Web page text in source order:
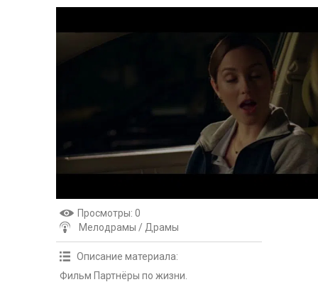
Просмотры: 0
Мелодрамы / Драмы
Описание материала:
Фильм Партнёры по жизни.